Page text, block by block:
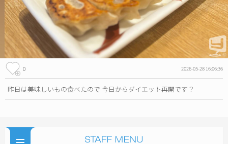
0 2026-05-28 16:06:36
昨日は美味しいもの食べたので 今日からダイエット再開です？